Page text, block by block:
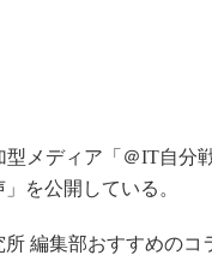
メディア「＠IT自分
を公開している。
編集部おすすめのコ